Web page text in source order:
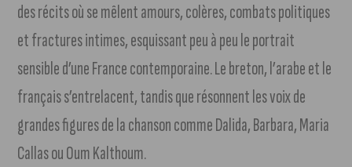
des récits où se mêlent amours, colères, combats politiques
et fractures intimes, esquissant peu à peu le portrait
sensible d’une France contemporaine. Le breton, l’arabe et le
français s’entrelacent, tandis que résonnent les voix de
grandes figures de la chanson comme Dalida, Barbara, Maria
Callas ou Oum Kalthoum.